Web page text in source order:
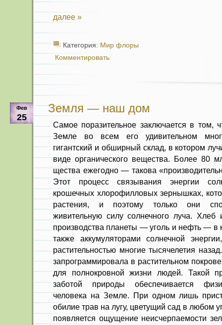
далее »
Категория: Мир флоры
Комментировать
Фев
25
Земля — наш дом
Самое поразительное заключается в том,
Земле во всем его удивительном
гигантский и обширный склад, в котором
виде органи­ческого вещества. Более 80
щества ежегодно — такова
Этот процесс связывания энергии
крошечных хлорофилловых зерныш­ках,
растения, и поэтому только они
живительную силу солнечного луча.
производства планеты — уголь и нефть — в
также аккумуляторами солнечной
растительностью многие тысяче­летия
запрограммирова­ла в растительном
для полнокровной жизни людей. Такой
заботой природы обеспечивается
человека на Земле. При одном лишь
обилие трав на лугу, цве­тущий сад в любом
появля­ется ощущение неисчерпаемости